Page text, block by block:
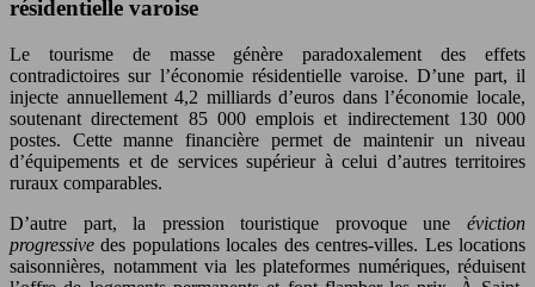
résidentielle varoise
Le tourisme de masse génère paradoxalement des effets
contradictoires sur l’économie résidentielle varoise. D’une part, il
injecte annuellement 4,2 milliards d’euros dans l’économie locale,
soutenant directement 85 000 emplois et indirectement 130 000
postes. Cette manne financière permet de maintenir un niveau
d’équipements et de services supérieur à celui d’autres territoires
ruraux comparables.
D’autre part, la pression touristique provoque une éviction
progressivedes populations locales des centres-villes. Les locations
saisonnières, notamment via les plateformes numériques, réduisent